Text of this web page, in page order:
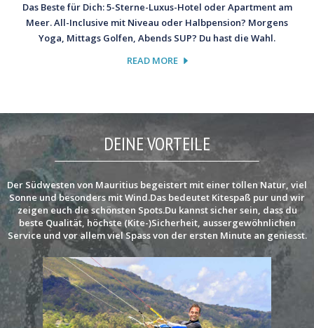
Das Beste für Dich: 5-Sterne-Luxus-Hotel oder Apartment am
Meer. All-Inclusive mit Niveau oder Halbpension? Morgens
Yoga, Mittags Golfen, Abends SUP? Du hast die Wahl.
READ MORE
DEINE VORTEILE
Der Südwesten von Mauritius begeistert mit einer tollen Natur, viel
Sonne und besonders mit Wind.Das bedeutet Kitespaß pur und wir
zeigen euch die schönsten Spots.Du kannst sicher sein, dass du
beste Qualität, höchste (Kite-)Sicherheit, aussergewöhnlichen
Service und vor allem viel Spass von der ersten Minute an geniesst.